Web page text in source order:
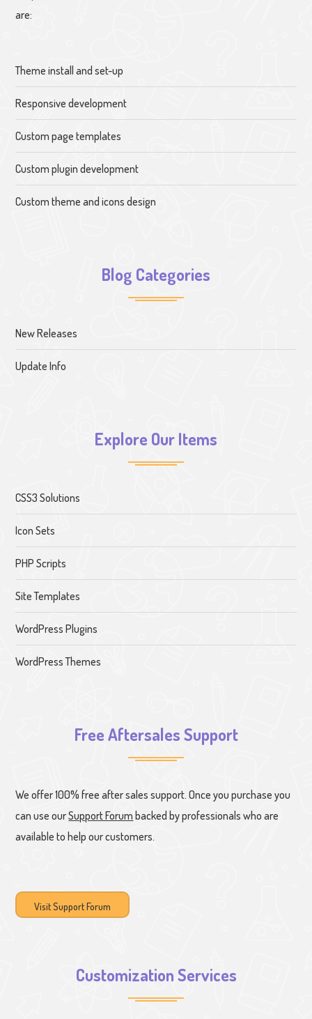
are:
Theme install and set-up
Responsive development
Custom page templates
Custom plugin development
Custom theme and icons design
Blog Categories
New Releases
Update Info
Explore Our Items
CSS3 Solutions
Icon Sets
PHP Scripts
Site Templates
WordPress Plugins
WordPress Themes
Free Aftersales Support
We offer 100% free after sales support. Once you purchase you
can use ourSupport Forum backed by professionals who are
available to help our customers.
Visit Support Forum
Customization Services